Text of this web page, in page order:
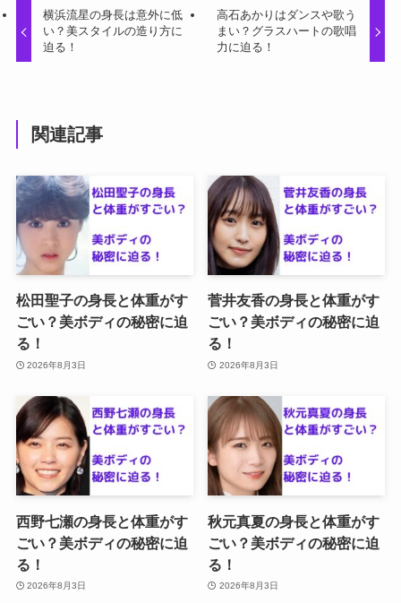
横浜流星の身長は意外に低
い？美スタイルの造り方に
迫る！
高石あかりはダンスや歌う
まい？グラスハートの歌唱
力に迫る！
関連記事
松田聖子の身長と体重がす
ごい？美ボディの秘密に迫
る！
2026年8月3日
菅井友香の身長と体重がす
ごい？美ボディの秘密に迫
る！
2026年8月3日
西野七瀬の身長と体重がす
ごい？美ボディの秘密に迫
る！
2026年8月3日
秋元真夏の身長と体重がす
ごい？美ボディの秘密に迫
る！
2026年8月3日